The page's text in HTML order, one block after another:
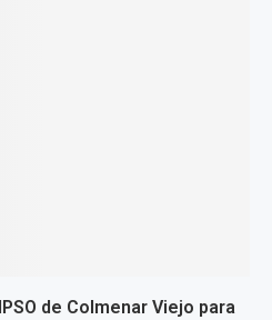
de Colmenar Viejo para